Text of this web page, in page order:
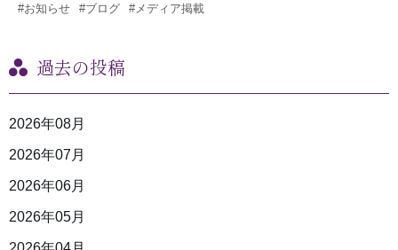
#お知らせ #ブログ #メディア掲載
過去の投稿
2026年08月
2026年07月
2026年06月
2026年05月